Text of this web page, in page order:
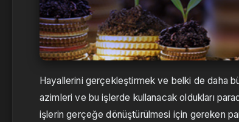
Hayallerini gerçekleştirmek ve belki de daha
azimleri ve bu işlerde kullanacak oldukları
işlerin gerçeğe dönüştürülmesi için gereken